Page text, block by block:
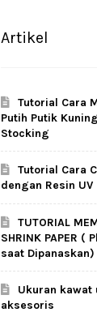
Artikel
Tutorial Cara
Putih Putik
Stocking
Tutorial Cara
dengan Resin UV
TUTORIAL
SHRINK PAPER
saat Dipanaskan)
Ukuran kawat
aksesoris